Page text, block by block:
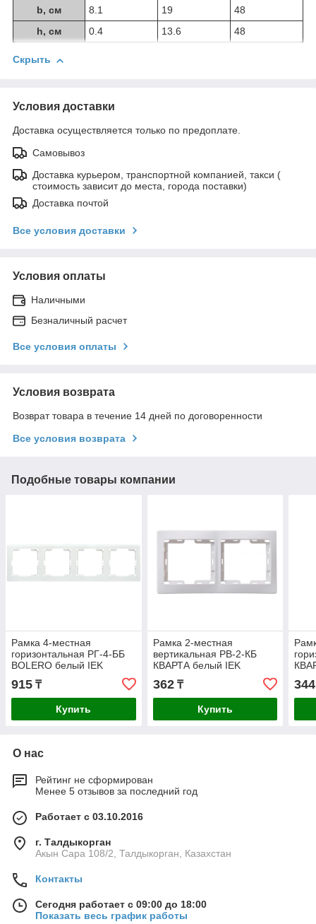
b, см
8.1 19
48
h, см
0.4 13.6 48
Скрыть
Условия доставки
Доставка осуществляется только по предоплате.
Самовывоз
Доставка курьером, транспортной компанией, такси (
стоимость зависит до места, города поставки)
Доставка почтой
Все условия доставки
Условия оплаты
Наличными
Безналичный расчет
Все условия оплаты
Условия возврата
Возврат товара в течение 14 дней по договоренности
Все условия возврата
Подобные товары компании
Рамка 4-местная
горизонтальная РГ-4-ББ
BOLERO белый IEK
915 ₸
Купить
Рамка 2-местная
вертикальная РВ-2-КБ
КВАРТА белый IEK
362₸
Купить
344
О нас
Рейтинг не сформирован
Менее 5 отзывов за последний год
Работает с 03.10.2016
г. Талдыкорган
Акын Сара 108/2, Талдыкорган, Казахстан
Контакты
Сегодня работает с 09:00 до 18:00
Показать весь график работы